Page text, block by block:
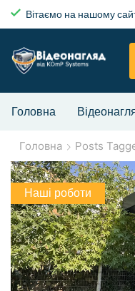
Вітаємо на нашому
Головна
Головна Posts
Наші роботи